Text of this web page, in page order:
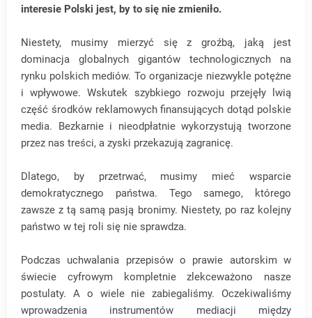
interesie Polski jest, by to się nie zmieniło.
Niestety, musimy mierzyć się z groźbą, jaką jest
dominacja globalnych gigantów technologicznych na
rynku polskich mediów. To organizacje niezwykle potężne
i wpływowe. Wskutek szybkiego rozwoju przejęły lwią
część środków reklamowych finansujących dotąd polskie
media. Bezkarnie i nieodpłatnie wykorzystują tworzone
przez nas treści, a zyski przekazują zagranicę.
Dlatego, by przetrwać, musimy mieć wsparcie
demokratycznego państwa. Tego samego, którego
zawsze z tą samą pasją bronimy. Niestety, po raz kolejny
państwo w tej roli się nie sprawdza.
Podczas uchwalania przepisów o prawie autorskim w
świecie cyfrowym kompletnie zlekceważono nasze
postulaty. A o wiele nie zabiegaliśmy. Oczekiwaliśmy
wprowadzenia instrumentów mediacji między